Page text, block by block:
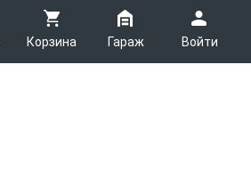
Корзина Гараж Войти